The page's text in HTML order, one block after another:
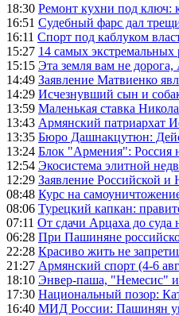
18:30 Ремонт кухни под ключ:
16:51 Судебный фарс дал
16:11 Спорт под каблуком
15:27 14 самых экстремальных
15:15 Эта земля вам не
14:49 Заявление Матвиенко
14:29 Исчезнувший сын и
13:59 Маленькая ставка
13:43 Армянский патриархат
13:35 Бюро Дашнакцутюн:
13:24 Блок "Армения": Россия
12:54 Экосистема элитной
12:29 Заявление Российской
08:48 Курс на
08:06 Турецкий капкан:
07:11 От сдачи Арцаха до
06:28 При Пашиняне
22:28 Красиво жить не
21:27 Армянский спорт (4-6
18:10 Энвер-паша, "Немесис" и
17:30 Национальный позор:
16:40 МИД России: Пашинян